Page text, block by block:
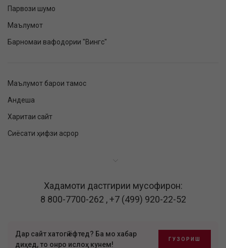
Парвози шумо
Маълумот
Барномаи вафодории "Вингс"
Маълумот барои тамос
Андеша
Харитаи сайт
Сиёсати ҳифзи асрор
Хадамоти дастгирии мусофирон:
8 800-7700-262 ,+7 (499) 920-22-52
Дар сайт хатогӣ ёфтед? Ба мо хабар
диҳед, то онро ислоҳ кунем!
ГУЗОРИШ